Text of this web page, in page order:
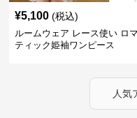
¥5,100 (税込)
ルームウェア レース使い ロ
ティック姫袖ワンピース
人気